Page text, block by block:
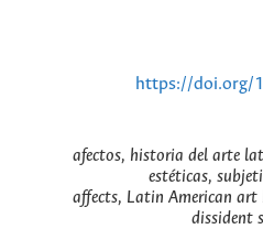
https://doi.org/
afectos, historia del arte
estéticas,
affects, Latin American art
dissident